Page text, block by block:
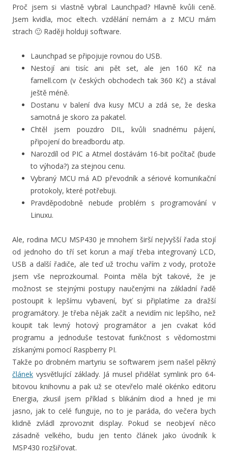
Proč jsem si vlastně vybral Launchpad? Hlavně kvůli ceně.
Jsem kvidla, moc eltech. vzdělání nemám a z MCU mám
strach 🙂 Raději holduji software.
Launchpad se připojuje rovnou do USB.
Nestojí ani tisíc ani pět set, ale jen 160 Kč na
farnell.com (v českých obchodech tak 360 Kč) a stával
ještě méně.
Dostanu v balení dva kusy MCU a zdá se, že deska
samotná je skoro za pakatel.
Chtěl jsem pouzdro DIL, kvůli snadnému pájení,
připojení do breadbordu atp.
Narozdíl od PIC a Atmel dostávám 16-bit počítač (bude
to výhoda?) za stejnou cenu.
Vybraný MCU má AD převodník a sériové komunikační
protokoly, které potřebuji.
Pravděpodobně nebude problém s programování v
Linuxu.
Ale, rodina MCU MSP430 je mnohem širší nejvyšší řada stojí
od jednoho do tří set korun a mají třeba integrovaný LCD,
USB a další řadiče, ale teď už trochu vařím z vody, protože
jsem vše neprozkoumal. Pointa měla být takové, že je
možnost se stejnými postupy naučenými na základní řadě
postoupit k lepšímu vybavení, byť si připlatíme za dražší
programátory. Je třeba nějak začít a nevidím nic lepšího, než
koupit tak levný hotový programátor a jen cvakat kód
programu a jednoduše testovat funkčnost s vědomostmi
získanými pomocí Raspberry PI.
Takže po drobném martyriu se softwarem jsem našel pěkný
článek vysvětlující základy. Já musel přidělat symlink pro 64-
bitovou knihovnu a pak už se otevřelo malé okénko editoru
Energia, zkusil jsem příklad s blikáním diod a hned je mi
jasno, jak to celé funguje, no to je paráda, do večera bych
klidně zvládl zprovoznit display. Pokud se neobjeví něco
zásadně velkého, budu jen tento článek jako úvodník k
MSP430 rozšiřovat.